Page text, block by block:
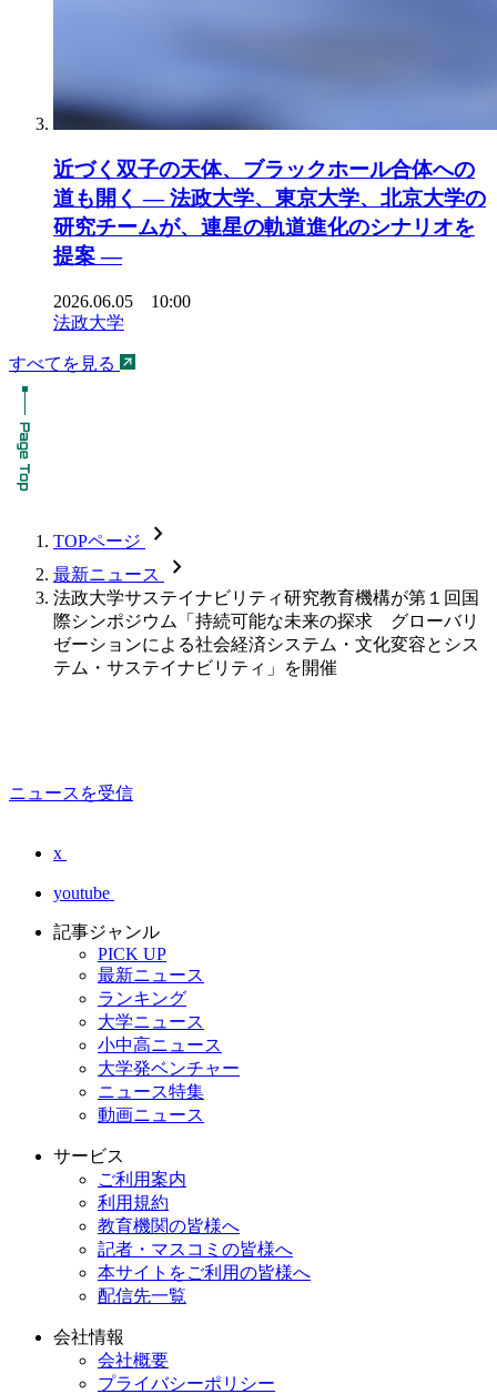
近づく双子の天体、ブラックホール合体への
道も開く ― 法政大学、東京大学、北京大学の
研究チームが、連星の軌道進化のシナリオを
提案 ―
2026.06.05 10:00
法政大学
すべてを見る
TOPページ chevron_forward
最新ニュース chevron_forward
法政大学サステイナビリティ研究教育機構が第１回国
際シンポジウム「持続可能な未来の探求 グローバリ
ゼーションによる社会経済システム・文化変容とシス
テム・サステイナビリティ」を開催
ニュースを受信
x
youtube
記事ジャンル
PICK UP
最新ニュース
ランキング
大学ニュース
小中高ニュース
大学発ベンチャー
ニュース特集
動画ニュース
サービス
ご利用案内
利用規約
教育機関の皆様へ
記者・マスコミの皆様へ
本サイトをご利用の皆様へ
配信先一覧
会社情報
会社概要
プライバシーポリシー